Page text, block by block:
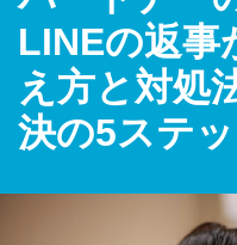
LINEの返事
え方と対処
決の5ステ